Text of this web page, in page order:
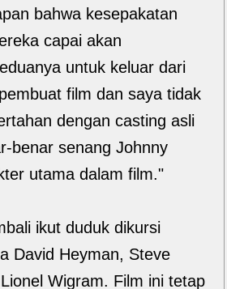
bahwa kesepakatan
capai akan
untuk keluar dari
film dan saya tidak
dengan casting asli
benar senang Johnny
utama dalam film."
ikut duduk dikursi
David Heyman, Steve
Wigram. Film ini tetap